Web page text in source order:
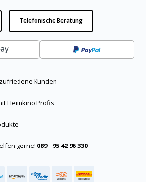
Telefonische Beratung
Kunden
Heimkino Profis
gerne! 089 - 95 42 96 330